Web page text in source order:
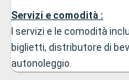
Servizi e comodità :
I servizi e le comodità
biglietti, distributore di
autonoleggio.